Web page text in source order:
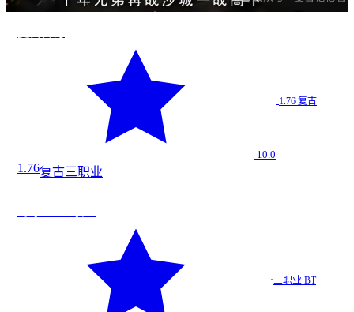
10.0
·1.76 复古
1.76复古三职业
·三职业 BT